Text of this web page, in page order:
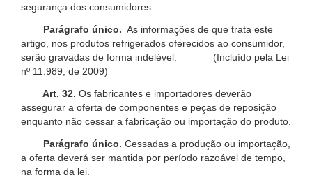
segurança dos consumidores.
Parágrafo único. As informações de que trata este
artigo, nos produtos refrigerados oferecidos ao consumidor,
serão gravadas de forma indelével. (Incluído pela Lei
nº 11.989, de 2009)
Art. 32. Os fabricantes e importadores deverão
assegurar a oferta de componentes e peças de reposição
enquanto não cessar a fabricação ou importação do produto.
Parágrafo único. Cessadas a produção ou importação,
a oferta deverá ser mantida por período razoável de tempo,
na forma da lei.